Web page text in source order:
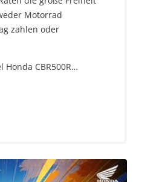
Motorrad
zahlen oder
CBR500R…